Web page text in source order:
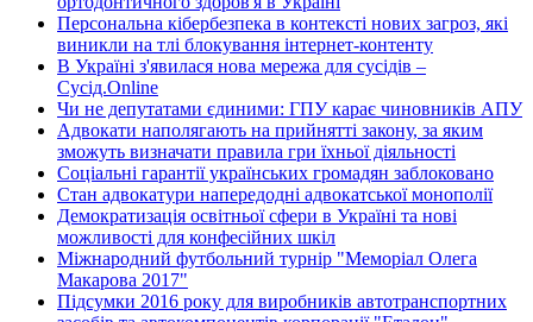
Персональна кібербезпека в контексті нових загроз, які
виникли на тлі блокування інтернет-контенту
В Україні з'явилася нова мережа для сусідів –
Сусід.Online
Чи не депутатами єдиними: ГПУ карає чиновників АПУ
Адвокати наполягають на прийнятті закону, за яким
зможуть визначати правила гри їхньої діяльності
Соціальні гарантії українських громадян заблоковано
Стан адвокатури напередодні адвокатської монополії
Демократизація освітньої сфери в Україні та нові
можливості для конфесійних шкіл
Міжнародний футбольний турнір "Меморіал Олега
Макарова 2017"
Підсумки 2016 року для виробників автотранспортних